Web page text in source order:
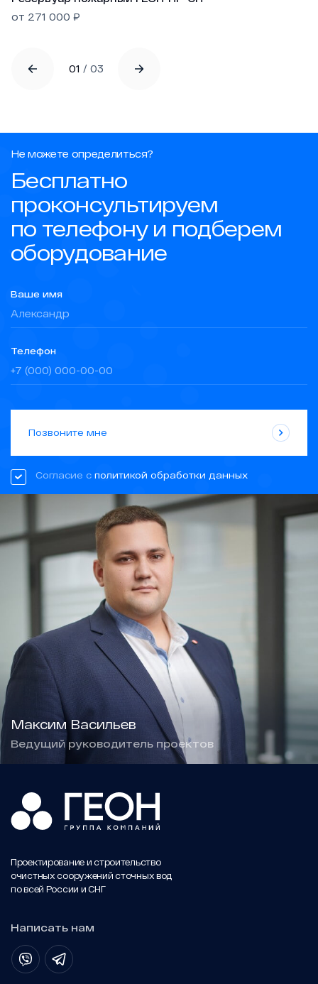
01 / 03
от 271 000 ₽
Максим Васильев
Ведущий руководитель проектов
Не можете определиться?
Бесплатно
проконсультируем
по телефону и подберем
оборудование
Ваше имя
Телефон
Позвоните мне
Согласие с политикой обработки данных
Проектирование и строительство
очистных сооружений сточных вод
по всей России и СНГ
Написать нам